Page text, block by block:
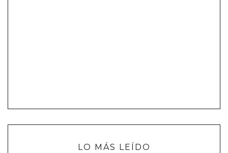
LO MÁS LEÍDO